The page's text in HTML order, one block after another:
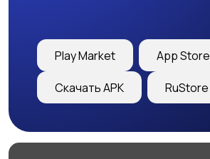
Play Market App Store
Скачать APK RuStore